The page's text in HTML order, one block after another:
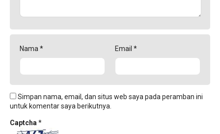
Nama * Email *
Simpan nama, email, dan situs web saya pada peramban ini
untuk komentar saya berikutnya.
Captcha *